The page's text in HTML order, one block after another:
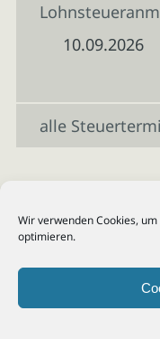
Wir verwenden Cookies,
optimieren.
10.09.2026
alle